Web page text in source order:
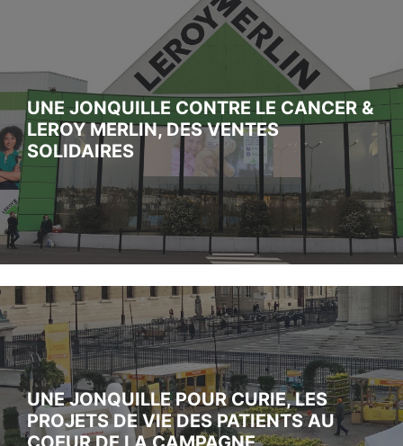
UNE JONQUILLE CONTRE LE CANCER &
LEROY MERLIN, DES VENTES
SOLIDAIRES
UNE JONQUILLE POUR CURIE, LES
PROJETS DE VIE DES PATIENTS AU